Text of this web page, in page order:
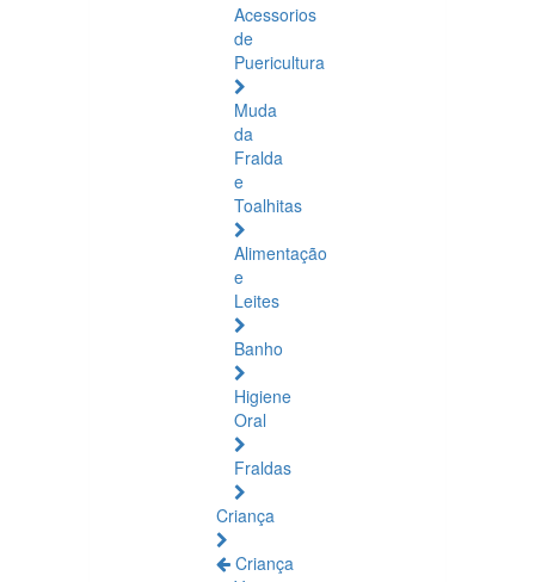
Acessorios
de
Puericultura
Muda
da
Fralda
e
Toalhitas
Alimentação
e
Leites
Banho
Higiene
Oral
Fraldas
Criança
Criança